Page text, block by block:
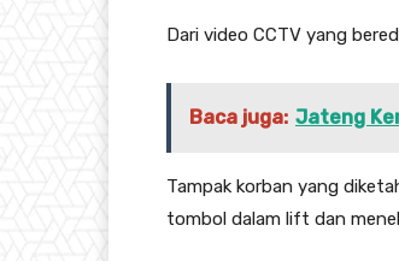
Dari video CCTV yang
Baca juga: Jateng
Tampak korban yang
tombol dalam lift dan